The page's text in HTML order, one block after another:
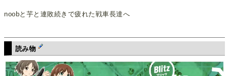
noobと芋と連敗続きで疲れた戦車長達へ
読み物